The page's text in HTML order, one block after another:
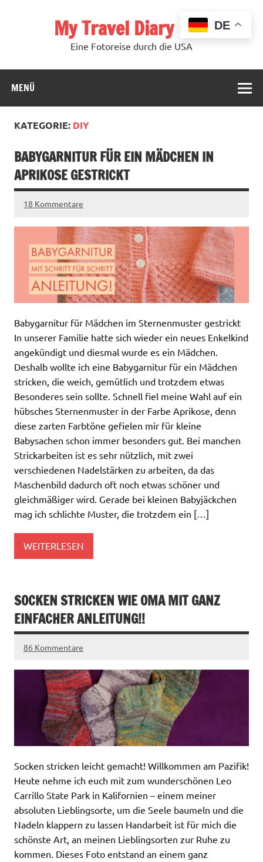
My Travel Diary USA
Eine Fotoreise durch die USA
MENÜ
KATEGORIE: DIY
BABYGARNITUR FÜR EIN MÄDCHEN IN
APRIKOSE GESTRICKT
18 Kommentare
Babygarnitur für Mädchen im Sternenmuster gestrickt
In unserer Familie hatte sich wieder ein neues Enkelkind
angekündigt und diesmal wurde es ein Mädchen.
Deshalb wollte ich eine Babygarnitur für ein Mädchen
stricken, die weich, gemütlich und trotzdem etwas
Besonderes sein sollte. Schnell fiel meine Wahl auf ein
hübsches Sternenmuster in der Farbe Aprikose, denn
diese zarten Farbtöne gefielen mir für kleine
Babysachen schon immer besonders gut. Bei manchen
Strickarbeiten ist es sehr nützlich, mit zwei
verschiedenen Nadelstärken zu arbeiten, da das
Maschenbild dadurch oft noch etwas schöner und
gleichmäßiger wird. Gerade bei kleinen Babyjäckchen
mag ich schlichte Muster, die trotzdem ein […]
WEITERLESEN
SOCKEN STRICKEN WIE OMA MIT GANZ
EINFACHER ANLEITUNG!!
86 Kommentare
Socken stricken leicht gemacht! Willkommen am Pazifik!
Heute nehme ich euch mit zum wunderschönen Leo
Carrillo State Park in Kalifornien – einem meiner
absoluten Lieblingsorte, um die Seele baumeln und die
Nadeln klappern zu lassen Handarbeit ist für mich die
schönste Art, an meinen Lieblingsorten zur Ruhe zu
kommen. Dieses Foto entstand an einem ganz
DE